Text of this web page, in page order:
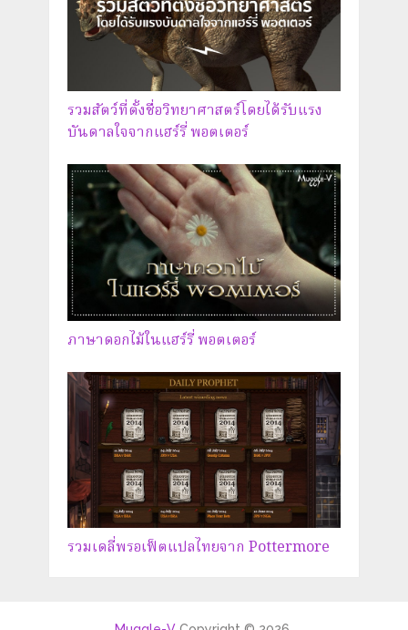
รวมสัตว์ที่ตั้งชื่อวิทยาศาสตร์โดยได้รับแรง
บันดาลใจจากแฮร์รี่ พอตเตอร์
ภาษาดอกไม้ในแฮร์รี่ พอตเตอร์
รวมเดลี่พรอเฟ็ตแปลไทยจาก Pottermore